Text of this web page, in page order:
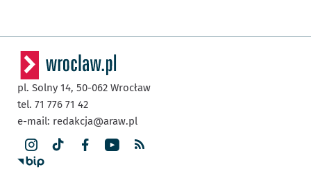
pl. Solny 14, 50-062 Wrocław
tel. 71 776 71 42
e-mail: redakcja@araw.pl